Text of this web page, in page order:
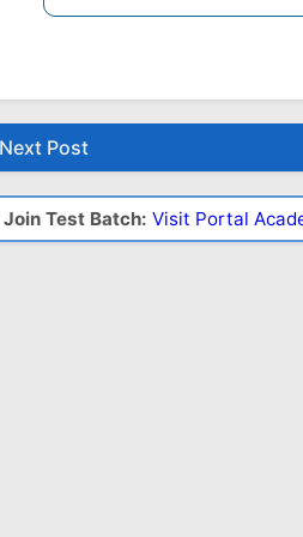
Next Post
Join Test Batch: Visit Portal